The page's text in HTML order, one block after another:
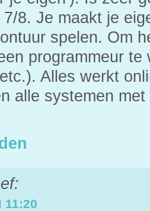
8. Je maakt je
spelen. Om
programmeur
Alles werkt
alle systemen
11:20